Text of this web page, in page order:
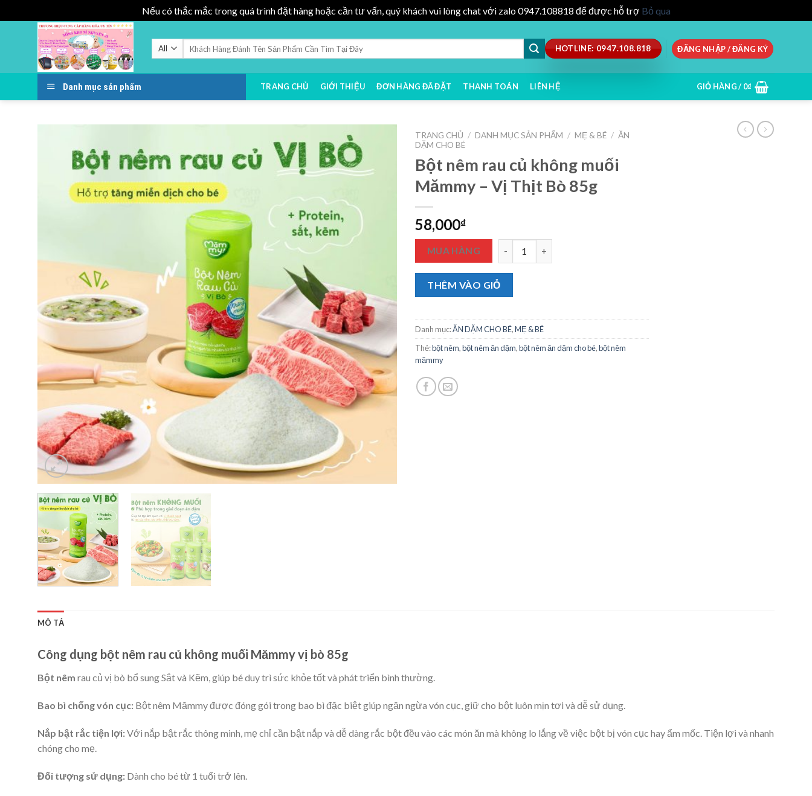
Nếu có thắc mắc trong quá trình đặt hàng hoặc cần tư vấn, quý khách vui lòng chat với zalo 0947.108818 để được hỗ trợ Bỏ qua
HOTLINE: 0947.108.818 ĐĂNG NHẬP / ĐĂNG KÝ
Danh mục sản phẩm TRANG CHỦ GIỚI THIỆU ĐƠN HÀNG ĐÃ ĐẶT THANH TOÁN LIÊN HỆ GIỎ HÀNG / 0₫
TRANG CHỦ / DANH MỤC SẢN PHẨM / MẸ & BÉ / ĂN
DẶM CHO BÉ
Bột nêm rau củ không muối
Mămmy – Vị Thịt Bò 85g
58,000₫
MUA HÀNG
THÊM VÀO GIỎ
Danh mục:ĂN DẶM CHO BÉ,MẸ & BÉ
Thẻ:bột nêm,bột nêm ăn dặm,bột nêm ăn dặm cho bé,bột nêm
mămmy
MÔ TẢ
Công dụng bột nêm rau củ không muối Mămmy vị bò 85g
Bột nêm rau củ vị bò bổ sung Sắt và Kẽm, giúp bé duy trì sức khỏe tốt và phát triển bình thường.
Bao bì chống vón cục: Bột nêm Mămmy được đóng gói trong bao bì đặc biệt giúp ngăn ngừa vón cục, giữ cho bột luôn mịn tơi và dễ sử dụng.
Nắp bật rắc tiện lợi:Với nắp bật rắc thông minh, mẹ chỉ cần bật nắp và dễ dàng rắc bột đều vào các món ăn mà không lo lắng về việc bột bị vón cục hay ẩm mốc. Tiện lợi và nhanh
chóng cho mẹ.
Đối tượng sử dụng: Dành cho bé từ 1 tuổi trở lên.